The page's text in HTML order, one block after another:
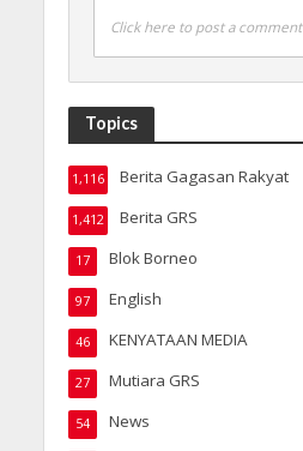
Click here to post a comment
Topics
Berita Gagasan Rakyat
1,116
Berita GRS
1,412
Blok Borneo
17
English
97
KENYATAAN MEDIA
46
Mutiara GRS
27
News
54